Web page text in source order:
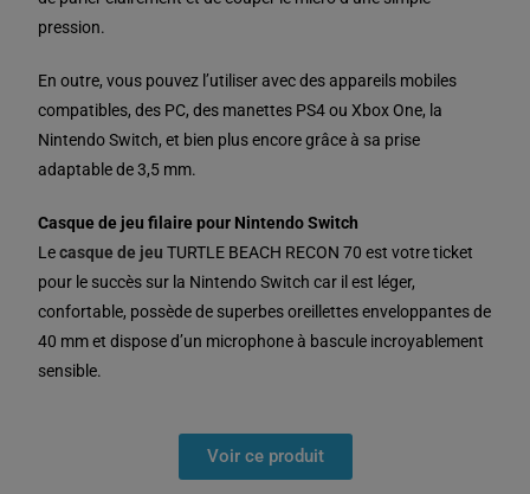
pression.
En outre, vous pouvez l’utiliser avec des appareils mobiles
compatibles, des PC, des manettes PS4 ou Xbox One, la
Nintendo Switch, et bien plus encore grâce à sa prise
adaptable de 3,5 mm.
Casque de jeu filaire pour Nintendo Switch
Lecasque de jeu TURTLE BEACH RECON 70 est votre ticket
pour le succès sur la Nintendo Switch car il est léger,
confortable, possède de superbes oreillettes enveloppantes de
40 mm et dispose d’un microphone à bascule incroyablement
sensible.
Voir ce produit